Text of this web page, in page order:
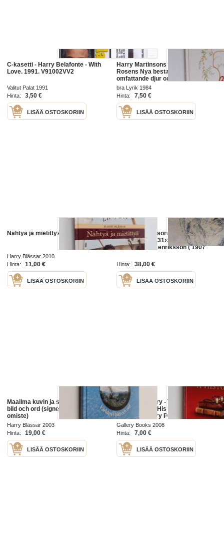
C-kasetti - Harry Belafonte - With
Love. 1991. V91002VV2
Valitut Palat 1991
Hinta:
3,50 €
LISÄÄ OSTOSKORIIN
Harry Martinsons och Björn von
Rosens Nya bestarium :
omfattande djur och fåglar från alla
jordens länder och historiens
åldrar - Nya bestarium
bra Lyrik 1984
Hinta:
7,50 €
LISÄÄ OSTOSKORIIN
Nähtyä ja mietittyä
Harry Blässar 2010
Hinta:
11,00 €
LISÄÄ OSTOSKORIIN
Harry Henriksson, tussipiirrustus
sign H.H koko 31x26 cm / Harry
Mikael Bertil Henriksson ( 1907
taidemaalari. Henriksson opiskeli
Hinta: 38,00 €
LISÄÄ OSTOSKORIIN
Maailma kuvin ja sanoin = Världen i
bild och ord (signeerattu, tekijän
omiste)
Harry Blässar 2003
Hinta:
19,00 €
LISÄÄ OSTOSKORIIN
Harry, A History - The True Story of
a Boy Wizard, His Fans, and Life
Inside the Harry Potter
Phenomenon
Gallery Books 2008
Hinta:
7,00 €
LISÄÄ OSTOSKORIIN